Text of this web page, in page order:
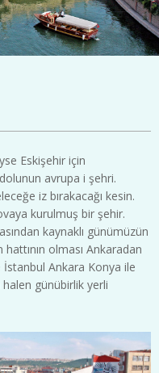
Eskişehir için
avrupa i şehri.
iz bırakacağı kesin.
kurulmuş bir şehir.
kaynaklı günümüzün
olması Ankaradan
Ankara Konya ile
halen günübirlik yerli